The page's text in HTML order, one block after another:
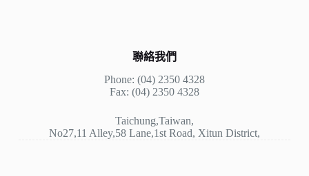
聯絡我們
Phone: (04) 2350 4328
Fax: (04) 2350 4328
Taichung,Taiwan,
No27,11 Alley,58 Lane,1st Road, Xitun District,